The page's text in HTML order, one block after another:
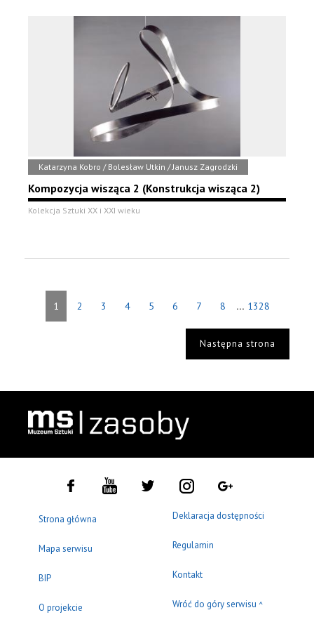
Katarzyna Kobro / Bolesław Utkin / Janusz Zagrodzki
Kompozycja wisząca 2 (Konstrukcja wisząca 2)
Kolekcja Sztuki XX i XXI wieku
1 2 3 4 5 6 7 8 ... 1328
Następna strona
Strona główna
Mapa serwisu
BIP
O projekcie
Deklaracja dostępności
Regulamin
Kontakt
Wróć do góry serwisu ^